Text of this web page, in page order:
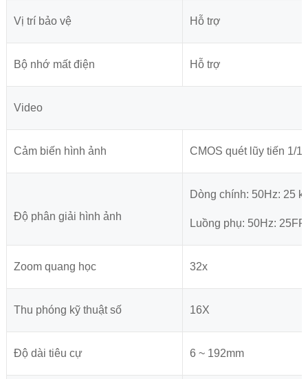
Vị trí bảo vệ Hỗ trợ
Bộ nhớ mất điện Hỗ trợ
Video
Cảm biến hình ảnh CMOS quét lũy tiến 1/1/
Độ phân giải hình ảnh
Dòng chính: 50Hz: 25
Luồng phụ: 50Hz:
Zoom quang học 32x
Thu phóng kỹ thuật số 16X
Độ dài tiêu cự 6 ~ 192mm